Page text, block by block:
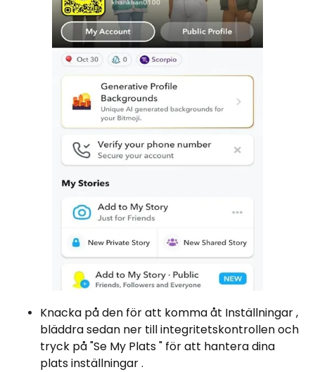
Knacka på den för att komma åt Inställningar ,
bläddra sedan ner till integritetskontrollen och
tryck på "Se My Plats " för att hantera dina
plats inställningar .